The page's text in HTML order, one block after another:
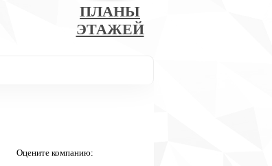
ПЛАНЫ
ЭТАЖЕЙ
Оцените компанию: